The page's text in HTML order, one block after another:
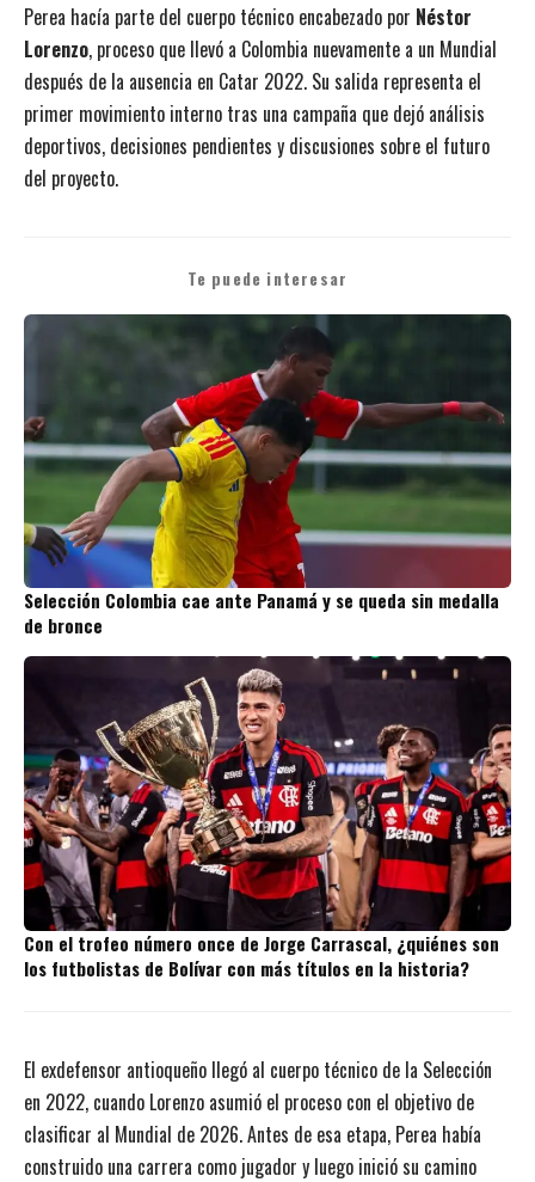
Perea hacía parte del cuerpo técnico encabezado por Néstor
Lorenzo, proceso que llevó a Colombia nuevamente a un Mundial
después de la ausencia en Catar 2022. Su salida representa el
primer movimiento interno tras una campaña que dejó análisis
deportivos, decisiones pendientes y discusiones sobre el futuro
del proyecto.
Te puede interesar
Selección Colombia cae ante Panamá y se queda sin medalla
de bronce
Con el trofeo número once de Jorge Carrascal, ¿quiénes son
los futbolistas de Bolívar con más títulos en la historia?
El exdefensor antioqueño llegó al cuerpo técnico de la Selección
en 2022, cuando Lorenzo asumió el proceso con el objetivo de
clasificar al Mundial de 2026. Antes de esa etapa, Perea había
construido una carrera como jugador y luego inició su camino